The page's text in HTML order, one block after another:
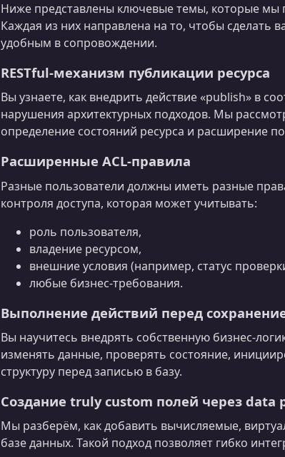
Ниже представлены ключевые темы, которые мы
Каждая из них направлена на то, чтобы сделать
удобным в сопровождении.
RESTful‑механизм публикации ресурса
Вы узнаете, как внедрить действие «publish» в
нарушения архитектурных подходов. Мы
определение состояний ресурса и расширение
Расширенные ACL‑правила
Разные пользователи должны иметь разные
контроля доступа, которая может учитывать:
роль пользователя,
владение ресурсом,
внешние условия (например, статус
любые бизнес‑требования.
Выполнение действий перед
Вы научитесь внедрять собственную
изменять данные, проверять состояние,
структуру перед записью в базу.
Создание truly custom полей через data
Мы разберём, как добавить вычисляемые,
базе данных. Такой подход позволяет гибко